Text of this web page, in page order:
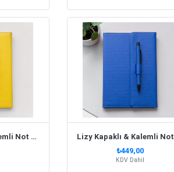
Lizy Kapaklı & Kalemli Not Defteri Sarı
₺449,00
KDV Dahil